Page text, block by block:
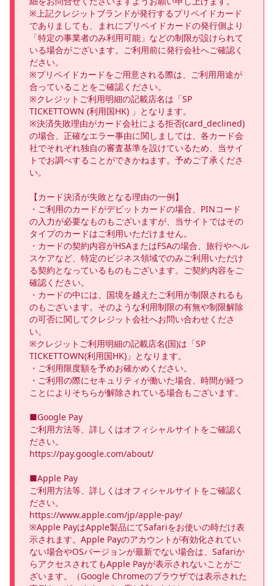
※上記クレジットブランドが発行するプリペイドカード
でありましても、まれにプリペイドカードの発行側より
「特定の事業者のみ利用可能」などの制限が設けられて
いる場合がございます。ご利用前に発行会社へご確認く
ださい。
※プリペイドカードをご用意される際は、ご利用用途が
合っていることをご確認ください。
※クレジットご利用明細の記載店名は「SP
TICKETTOWN (利用国HK) 」となります。
※決済失敗理由がカード会社による拒否(card_declined)
の場合、正確なエラー事由に関しましては、各カード会
社でそれぞれ独自の審査基準を設けているため、当サイ
トでお調べすることができかねます。予めご了承くださ
い。
【カード決済が失敗となる理由の一例】
・ご利用のカードがデビットカードの場合、PINコード
の入力が必要なものもございますが、当サイトではその
タイプのカードはご利用いただけません。
・カードの契約内容がHSAまたはFSAの場合、旅行やヘル
スケアなど、特定のビジネス領域でのみご利用いただけ
る契約となっているものもございます。ご契約内容をご
確認ください。
・カードの中には、国境を越えたご利用が制限されるも
のもございます。そのような利用制限の有無や制限解除
の可否に関してクレジット会社へお問い合わせくださ
い。
※クレジットご利用明細の記載店名(国)は「SP
TICKETTOWN(利用国HK)」となります。
・ご利用限度額を予めお確かめください。
・ご利用の際にセキュリティが働いた場合、時間が経つ
ことによりそちらが解除されている場合もございます。
■Google Pay
ご利用方法等、詳しくはオフィシャルサイトをご確認く
ださい。
https://pay.google.com/about/
■Apple Pay
ご利用方法等、詳しくはオフィシャルサイトをご確認く
ださい。
https://www.apple.com/jp/apple-pay/
※Apple PayはApple製品にてSafariをお使いの時だけ表
示されます。Apple Payのアカウントが有効化されてい
ない場合やOSバージョンが最新でない場合は、Safariか
らアクセスされてもApple Payが表示されないことがご
ざいます。（Google Chromeのブラウザでは表示された